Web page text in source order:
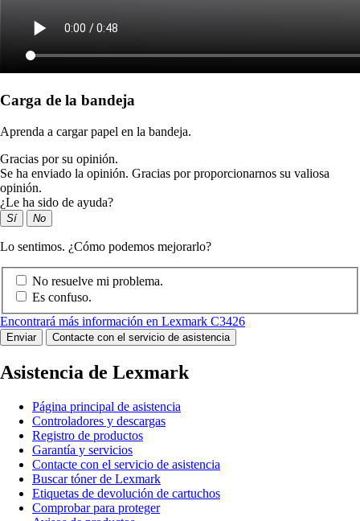
Carga de la bandeja
Aprenda a cargar papel en la bandeja.
Gracias por su opinión.
Se ha enviado la opinión. Gracias por proporcionarnos su valiosa
opinión.
¿Le ha sido de ayuda?
Sí No
Lo sentimos. ¿Cómo podemos mejorarlo?
No resuelve mi problema.
Es confuso.
Encontrará más información en Lexmark C3426
Enviar Contacte con el servicio de asistencia
Asistencia de Lexmark
Página principal de asistencia
Controladores y descargas
Registro de productos
Garantía y servicios
Contacte con el servicio de asistencia
Buscar tóner de Lexmark
Etiquetas de devolución de cartuchos
Comprobar para proteger